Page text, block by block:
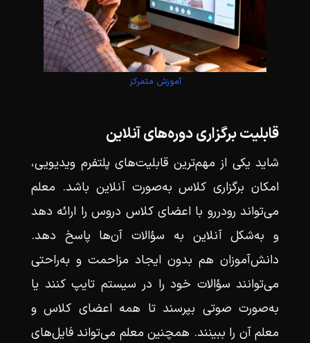
آموزش متمرکز
قابلیت برگزاری دوره‌های آنلاین
شاید یکی از مهم‌ترین قابلیت‌های پلتفرم ویدیویی،
امکان برگزاری کلاس به‌صورت آنلاین باشد. معلم
می‌تواند رودررو با اعضای کلاس دروس را ارائه دهد
و به‌شکل آنلاین به سؤالات آن‌ها پاسخ دهد.
دانش‌آموزان هم بدون ایجاد مزاحمت و به‌راحتی
می‌توانند سؤالات خود را در سیستم تایپ کنند یا
به‌صورت صوتی بپرسند تا همه اعضای کلاس و
معلم آن را ببینند. همچنین معلم می‌تواند فایل‌های